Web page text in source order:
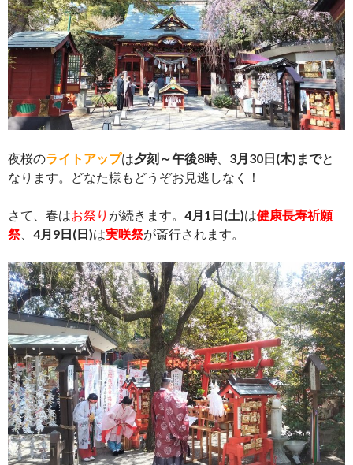
夜桜のライトアップは夕刻～午後8時、 3月30日(木)までと
なります。どなた様もどうぞお見逃しなく！
さて、春はお祭り が続きます。 4月1日(土)は健康長寿祈願
祭、 4月9日(日)は実咲祭が斎行されます。